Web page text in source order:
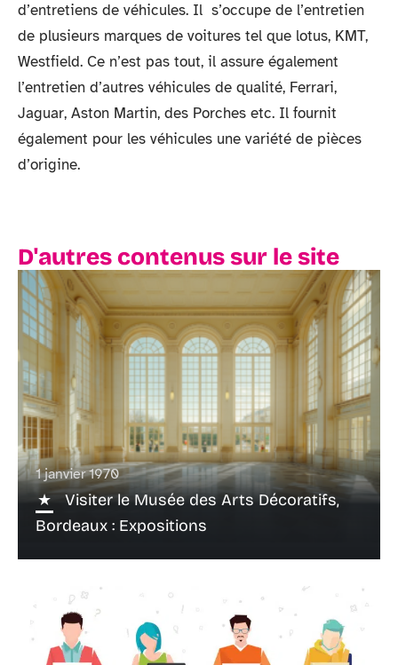
d’entretiens de véhicules. Il s’occupe de l’entretien
de plusieurs marques de voitures tel que lotus, KMT,
Westfield. Ce n’est pas tout, il assure également
l’entretien d’autres véhicules de qualité, Ferrari,
Jaguar, Aston Martin, des Porches etc. Il fournit
également pour les véhicules une variété de pièces
d’origine.
D'autres contenus sur le site
1 janvier 1970
Visiter le Musée des Arts Décoratifs,
Bordeaux : Expositions